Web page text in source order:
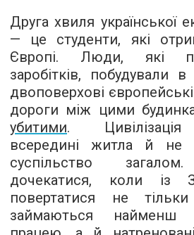
Друга хвиля української
— це студенти, які
Європі. Люди, які
заробітків, побудували в
двоповерхові
дороги між цими
убитими.
всередині житла й не
суспільство
дочекатися, коли із
повертатися не
займаються найменш